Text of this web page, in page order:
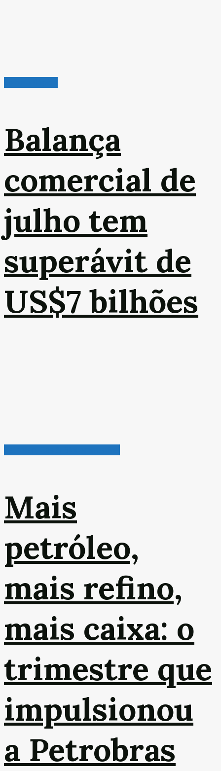
Balança
comercial de
julho tem
superávit de
US$7 bilhões
Mais
petróleo,
mais refino,
mais caixa: o
trimestre que
impulsionou
a Petrobras